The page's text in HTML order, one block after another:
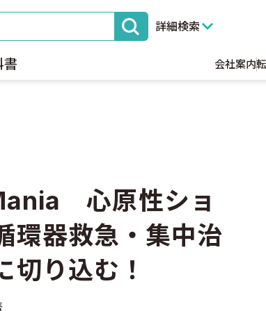
詳細検索
書 会社案内
心原性ショ
器救急・集中治
切り込む！